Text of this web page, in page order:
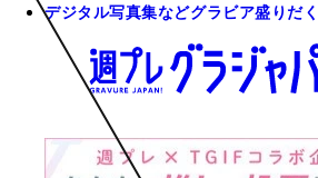
デジタル写真集などグラビア盛りだ